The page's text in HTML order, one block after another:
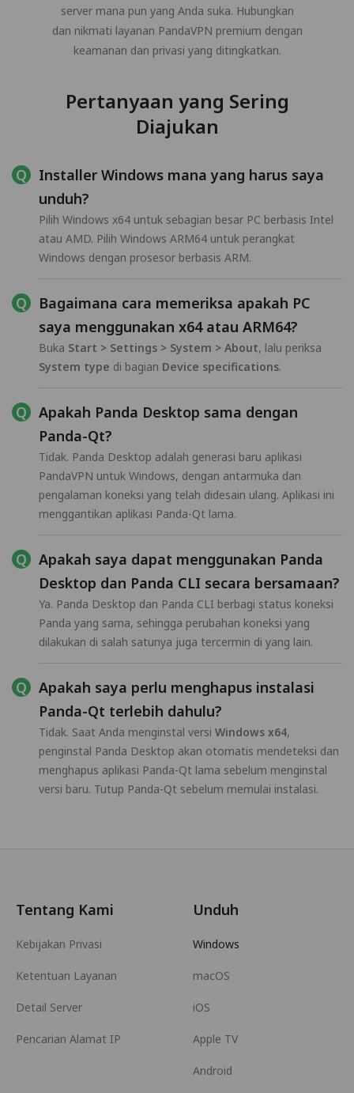
server mana pun yang Anda suka. Hubungkan
dan nikmati layanan PandaVPN premium dengan
keamanan dan privasi yang ditingkatkan.
Pertanyaan yang Sering
Diajukan
Installer Windows mana yang harus saya
unduh?
Pilih Windows x64 untuk sebagian besar PC berbasis Intel
atau AMD. Pilih Windows ARM64 untuk perangkat
Windows dengan prosesor berbasis ARM.
Bagaimana cara memeriksa apakah PC
saya menggunakan x64 atau ARM64?
Buka Start > Settings > System > About, lalu periksa
System type di bagian Device specifications.
Apakah Panda Desktop sama dengan
Panda-Qt?
Tidak. Panda Desktop adalah generasi baru aplikasi
PandaVPN untuk Windows, dengan antarmuka dan
pengalaman koneksi yang telah didesain ulang. Aplikasi ini
menggantikan aplikasi Panda-Qt lama.
Apakah saya dapat menggunakan Panda
Desktop dan Panda CLI secara bersamaan?
Ya. Panda Desktop dan Panda CLI berbagi status koneksi
Panda yang sama, sehingga perubahan koneksi yang
dilakukan di salah satunya juga tercermin di yang lain.
Apakah saya perlu menghapus instalasi
Panda-Qt terlebih dahulu?
Tidak. Saat Anda menginstal versi Windows x64,
penginstal Panda Desktop akan otomatis mendeteksi dan
menghapus aplikasi Panda-Qt lama sebelum menginstal
versi baru. Tutup Panda-Qt sebelum memulai instalasi.
Tentang Kami
Kebijakan Privasi
Ketentuan Layanan
Detail Server
Pencarian Alamat IP
Unduh
Windows
macOS
iOS
Apple TV
Android